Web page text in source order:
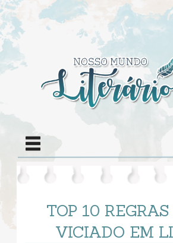
TOP 10
VICIADO EM